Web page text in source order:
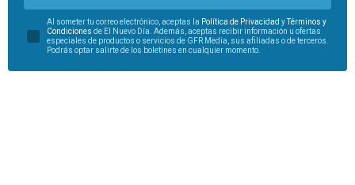
Al someter tu correo electrónico, aceptas la Política de Privacidad yTérminos y
Condiciones de El Nuevo Día. Además, aceptas recibir información u ofertas
especiales de productos o servicios de GFR Media, sus afiliadas o de terceros.
Podrás optar salirte de los boletines en cualquier momento.